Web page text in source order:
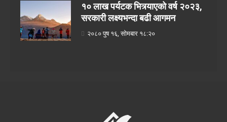
१० लाख पर्यटक भित्र्याएको वर्ष २०२३,
सरकारी लक्ष्यभन्दा बढी आगमन
२०८० पुष १६, सोमबार १८:२०